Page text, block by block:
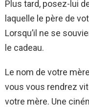
Plus tard, posez-lui
laquelle le père de
Lorsqu’il ne se
le cadeau.
Le nom de votre
vous vous rendrez
votre mère. Une